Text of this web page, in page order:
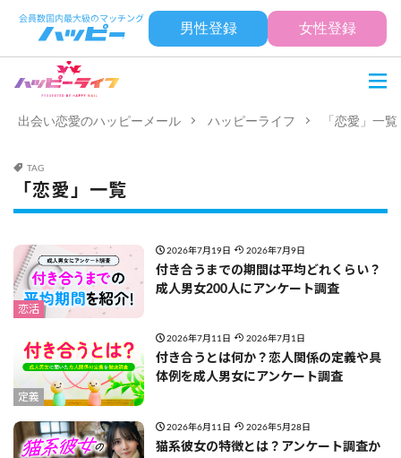
男性登録 女性登録
出会い恋愛のハッピーメール ハッピーライフ 「恋愛」一覧
TAG
「恋愛」一覧
恋活
2026年7月19日 2026年7月9日
付き合うまでの期間は平均どれくらい？
成人男女200人にアンケート調査
定義
2026年7月11日 2026年7月1日
付き合うとは何か？恋人関係の定義や具
体例を成人男女にアンケート調査
2026年6月11日 2026年5月28日
猫系彼女の特徴とは？アンケート調査か